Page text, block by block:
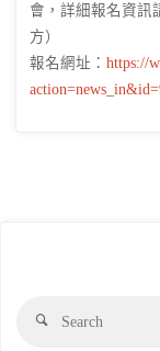
會，詳細報名資訊
方）
報名網址：https://
Search